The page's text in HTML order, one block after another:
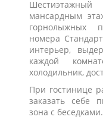
мансардным
горнолыжных
номера
интерьер,
каждой
холодильник,
При гостинице
заказать себе
зона с беседками.